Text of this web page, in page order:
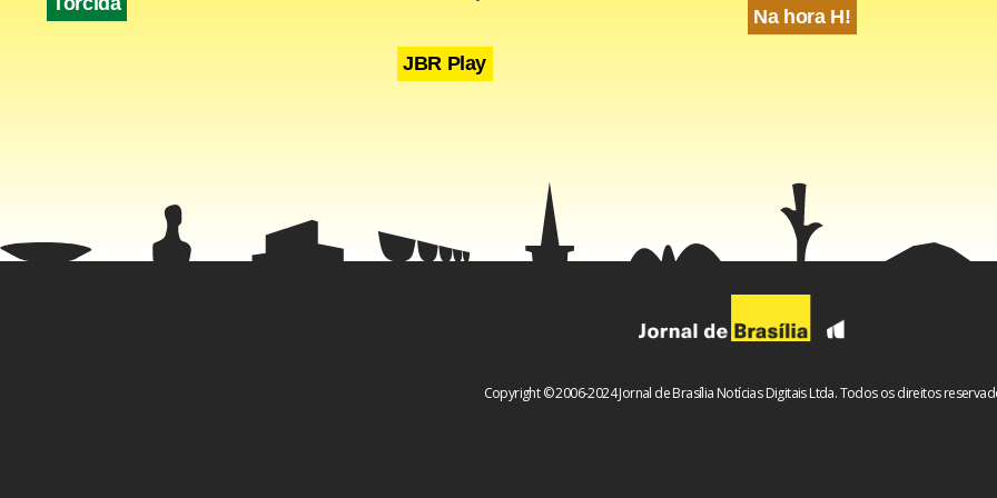
JBR Play
Na hora H!
Copyright © 2006-2024 Jornal de Brasília Notícias Digitais Ltda. Todos os direitos